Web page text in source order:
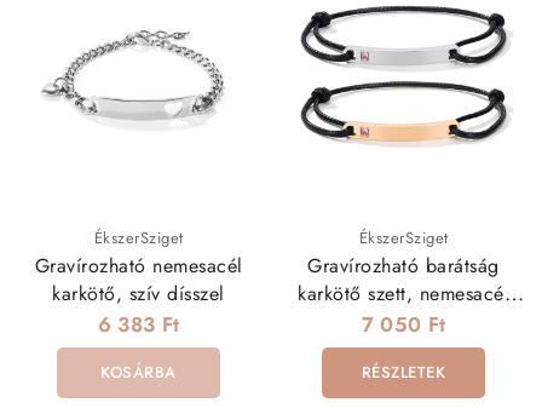
ÉkszerSziget
Gravírozható nemesacél
karkötő, szív dísszel
6 383 Ft
KOSÁRBA
ÉkszerSziget
Gravírozható barátság
karkötő szett, nemesacél
elemmel
7 050 Ft
RÉSZLETEK